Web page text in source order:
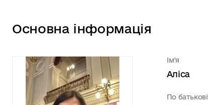
Основна інформація
Ім'я
Аліса
По батькові